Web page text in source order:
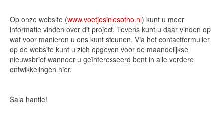
Op onze website (www.voetjesinlesotho.nl) kunt u meer
informatie vinden over dit project. Tevens kunt u daar vinden op
wat voor manieren u ons kunt steunen. Via het contactformulier
op de website kunt u zich opgeven voor de maandelijkse
nieuwsbrief wanneer u geïnteresseerd bent in alle verdere
ontwikkelingen hier.
Sala hantle!